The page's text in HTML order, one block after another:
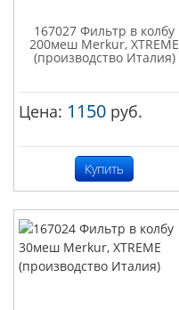
167027 Фильтр в колбу
200меш Merkur, XTREME
(производство Италия)
Цена: 1150 руб.
Купить